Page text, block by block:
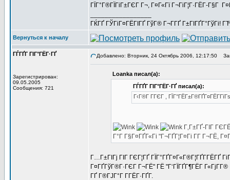
ГЇГ°Г®ГЇГіГ±ГЄГ Г¬, Г¤Г«Гї Г¬ГіГ¦Г·ГЁГ­-Г§Г
ГЌГҐ ГЎГіГ¤ГЁГІГҐ ГўГ® Г¬Г­ГҐ Г±ГІГҐГ°ГўГі!
Вернуться к началу
ГЃГҐГ ГІГ°ГЁГ·ГҐ
Зарегистрирован:
09.05.2005
Сообщения: 721
Добавлено: Вторник, 24 Октябрь 2006, 12:17:50
Loanka писал(а):
ГЃГҐГ ГІГ°ГЁГ·ГҐ писал(а):
Г‹Г®Г Г­ГЄГ ,
Г‚Г±ГҐ-ГІГ
Г°Г Г§Г¤ГҐГ«Гі "Г¬ГҐГ¦Г¤Гі Г­Г Г¬ГЁ,
Г…Г±ГІГј ГІГ ГЄГ¦ГҐ ГЇГ°ГҐГ¤Г«Г®Г¦ГҐГ­ГЁГҐ
Г¤ГҐГўГ®Г·ГЄГ Г¬ГЁ" ГЁ "Г‘ГЇГҐГ¶ГЁГ Г«ГјГ­Г®
ГҐ Г®ГЈГ°Г Г­ГЁГ·ГҐГ­.